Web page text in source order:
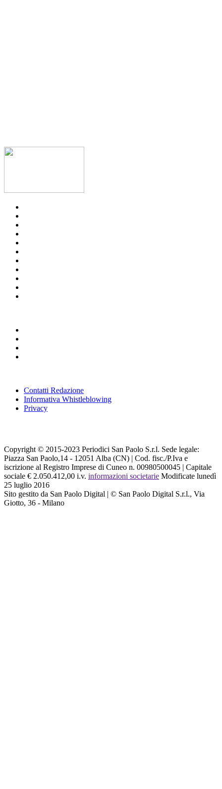
Contatti Redazione
Informativa Whistleblowing
Privacy
Copyright © 2015-2023 Periodici San Paolo S.r.l. Sede legale:
Piazza San Paolo,14 - 12051 Alba (CN) | Cod. fisc./P.Iva e
iscrizione al Registro Imprese di Cuneo n. 00980500045 | Capitale
sociale € 2.050.412,00 i.v. informazioni societarie Modificate lunedì
25 luglio 2016
Sito gestito da San Paolo Digital | © San Paolo Digital S.r.l., Via
Giotto, 36 - Milano